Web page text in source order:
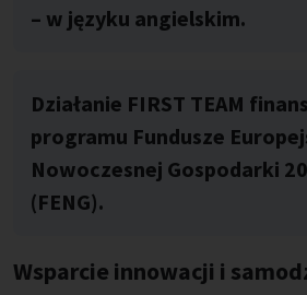
– w języku angielskim.
Działanie FIRST TEAM
programu Fundusze
Nowoczesnej Gospodarki
(FENG).
Wsparcie innowacji i